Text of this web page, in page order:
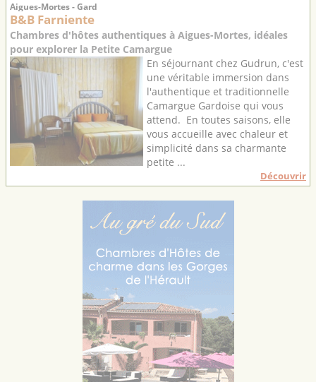
Aigues-Mortes - Gard
B&B Farniente
Chambres d'hôtes authentiques à Aigues-Mortes, idéales
pour explorer la Petite Camargue
En séjournant chez Gudrun, c'est
une véritable immersion dans
l'authentique et traditionnelle
Camargue Gardoise qui vous
attend. En toutes saisons, elle
vous accueille avec chaleur et
simplicité dans sa charmante
petite ...
Découvrir